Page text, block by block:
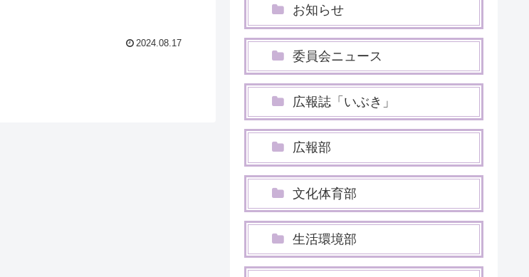
2024.08.17
お知らせ
委員会ニュース
広報誌「いぶき」
広報部
文化体育部
生活環境部